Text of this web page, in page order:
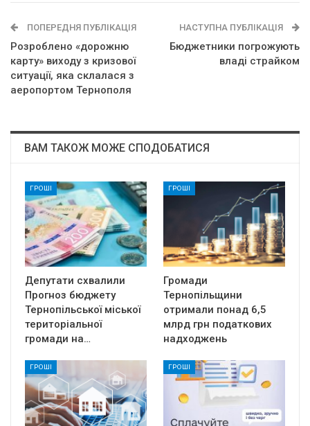
ПОПЕРЕДНЯ ПУБЛІКАЦІЯ
Розроблено «дорожню
карту» виходу з кризової
ситуації, яка склалася з
аеропортом Тернополя
НАСТУПНА ПУБЛІКАЦІЯ
Бюджетники погрожують
владі страйком
ВАМ ТАКОЖ МОЖЕ СПОДОБАТИСЯ
ГРОШІ
Депутати схвалили
Прогноз бюджету
Тернопільської міської
територіальної
громади на…
ГРОШІ
Громади
Тернопільщини
отримали понад 6,5
млрд грн податкових
надходжень
ГРОШІ ГРОШІ